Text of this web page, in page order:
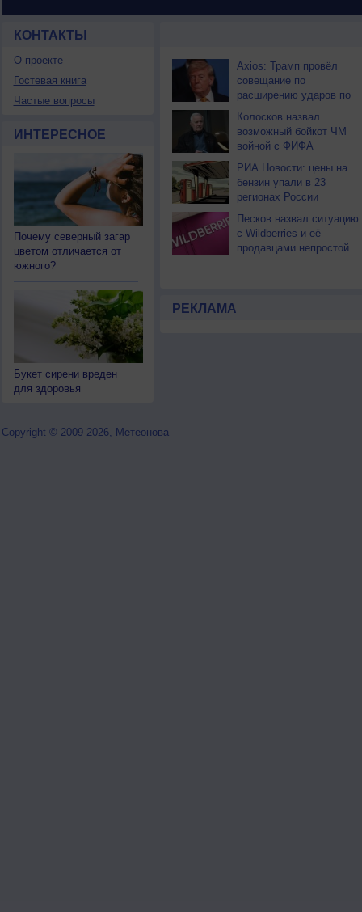
КОНТАКТЫ
О проекте
Гостевая книга
Частые вопросы
ИНТЕРЕСНОЕ
Почему северный загар
цветом отличается от
южного?
Букет сирени вреден
для здоровья
НОВОСТИ ПАРТНЕРОВ
Axios: Трамп провёл
совещание по
расширению ударов по
Ирану
Колосков назвал
возможный бойкот ЧМ
войной с ФИФА
РИА Новости: цены на
бензин упали в 23
регионах России
Песков назвал ситуацию
с Wildberries и её
продавцами непростой
РЕКЛАМА
Copyright © 2009-2026, Метеонова